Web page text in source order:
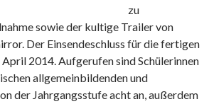
zu
sowie der kultige Trailer von
Der Einsendeschluss für die fertigen
2014. Aufgerufen sind Schülerinnen
allgemeinbildenden und
der Jahrgangsstufe acht an, außerdem